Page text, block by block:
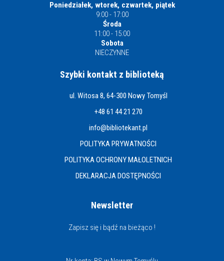
Poniedziałek, wtorek, czwartek, piątek
9:00 - 17:00
Środa
11:00 - 15:00
Sobota
NIECZYNNE
Szybki kontakt z biblioteką
ul. Witosa 8, 64-300 Nowy Tomyśl
+48 61 44 21 270
info@bibliotekant.pl
POLITYKA PRYWATNOŚCI
POLITYKA OCHRONY MAŁOLETNICH
DEKLARACJA DOSTĘPNOŚCI
Newsletter
Zapisz się i bądź na bieżąco !